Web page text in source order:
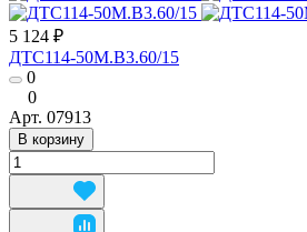
5 124 ₽
ДТС114-50М.В3.60/15
0
0
Арт. 07913
В корзину